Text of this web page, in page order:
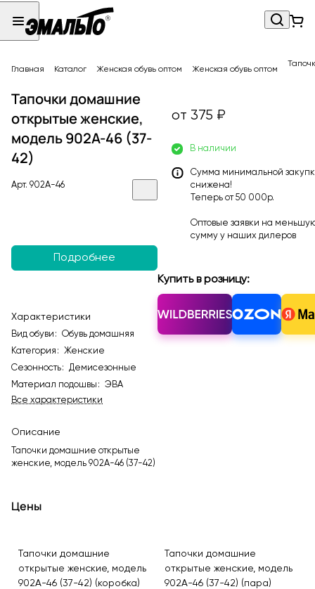
Главная Каталог Женская обувь оптом Женская обувь оптом
Тапочки домашние
открытые женские,
модель 902A-46 (37-
42)
Арт. 902A-46
Подробнее
Характеристики
Вид обуви :
Обувь домашняя
Категория :
Женские
Сезонность:
Демисезонные
Материал подошвы :
ЭВА
Все характеристики
Описание
Тапочки домашние открытые
женские, модель 902A-46 (37-42)
от 375 ₽
В наличии
Сумма минимальной
снижена!
Теперь от 50 000р.
Оптовые заявки на
сумму у наших дилеров
Купить в розницу:
Цены
Тапочки домашние
открытые женские, модель
902A-46 (37-42) (коробка)
Тапочки домашние
открытые женские, модель
902A-46 (37-42) (пара)